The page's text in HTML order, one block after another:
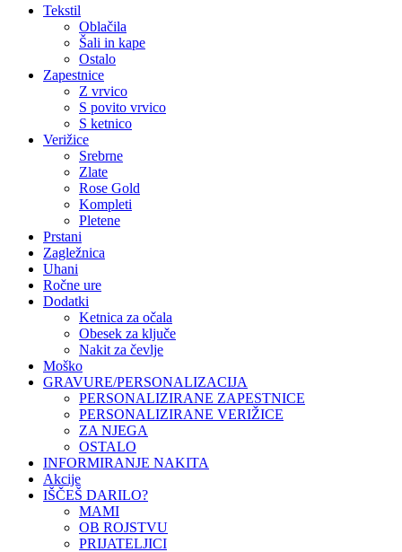
Tekstil
Oblačila
Šali in kape
Ostalo
Zapestnice
Z vrvico
S povito vrvico
S ketnico
Verižice
Srebrne
Zlate
Rose Gold
Kompleti
Pletene
Prstani
Zagležnica
Uhani
Ročne ure
Dodatki
Ketnica za očala
Obesek za ključe
Nakit za čevlje
Moško
GRAVURE/PERSONALIZACIJA
PERSONALIZIRANE ZAPESTNICE
PERSONALIZIRANE VERIŽICE
ZA NJEGA
OSTALO
INFORMIRANJE NAKITA
Akcije
IŠČEŠ DARILO?
MAMI
OB ROJSTVU
PRIJATELJICI